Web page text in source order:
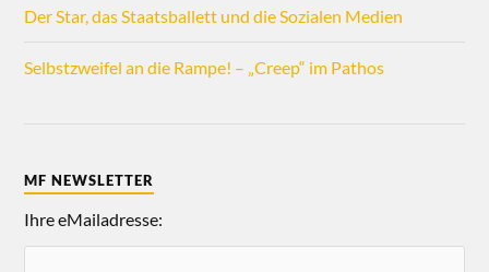
Der Star, das Staatsballett und die Sozialen Medien
Selbstzweifel an die Rampe! – „Creep“ im Pathos
MF NEWSLETTER
Ihre eMailadresse: